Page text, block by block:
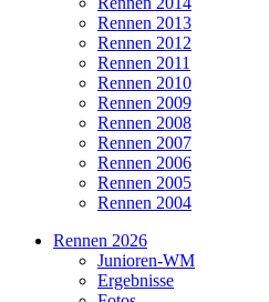
Rennen 2013
Rennen 2012
Rennen 2011
Rennen 2010
Rennen 2009
Rennen 2008
Rennen 2007
Rennen 2006
Rennen 2005
Rennen 2004
Rennen 2026
Junioren-WM
Ergebnisse